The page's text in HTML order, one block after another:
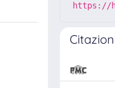
https://